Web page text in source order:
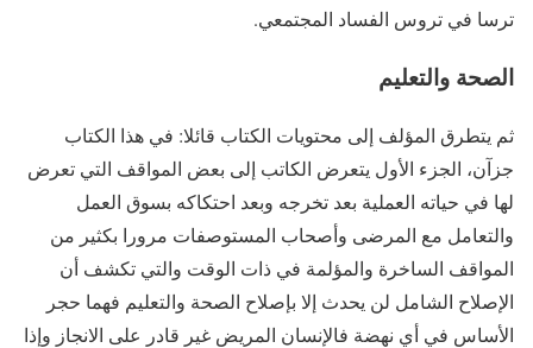
ترسا في تروس الفساد المجتمعي.
الصحة والتعليم
ثم يتطرق المؤلف إلى محتويات الكتاب قائلا: في هذا الكتاب
جزآن، الجزء الأول يتعرض الكاتب إلى بعض المواقف التي تعرض
لها في حياته العملية بعد تخرجه وبعد احتكاكه بسوق العمل
والتعامل مع المرضى وأصحاب المستوصفات مرورا بكثير من
المواقف الساخرة والمؤلمة في ذات الوقت والتي تكشف أن
الإصلاح الشامل لن يحدث إلا بإصلاح الصحة والتعليم فهما حجر
الأساس في أي نهضة فالإنسان المريض غير قادر على الانجاز وإذا